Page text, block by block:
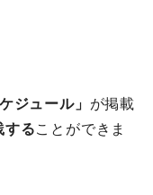
ジュール」 が掲載
することができま